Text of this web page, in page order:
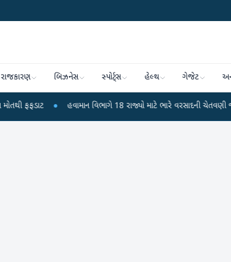
રાજકારણ બિઝનેસ સ્પોર્ટ્સ હેલ્થ ગેજેટ
● હવામાન વિભાગે 18 રાજ્યો માટે ભારે વરસાદની ચેતવણી જારી કરી ●